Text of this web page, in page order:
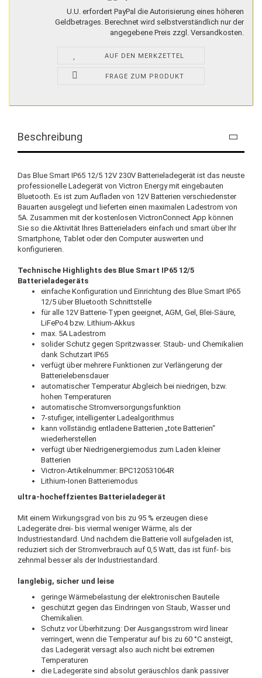
U.U. erfordert PayPal die Autorisierung eines höheren
Geldbetrages. Berechnet wird selbstverständlich nur der
angegebene Preis zzgl. Versandkosten.
AUF DEN MERKZETTEL
FRAGE ZUM PRODUKT
Beschreibung
Das Blue Smart IP65 12/5 12V 230V Batterieladegerät ist das neuste
professionelle Ladegerät von Victron Energy mit eingebauten
Bluetooth. Es ist zum Aufladen von 12V Batterien verschiedenster
Bauarten ausgelegt und lieferten einen maximalen Ladestrom von
5A. Zusammen mit der kostenlosen VictronConnect App können
Sie so die Aktivität Ihres Batterieladers einfach und smart über Ihr
Smartphone, Tablet oder den Computer auswerten und
konfigurieren.
Technische Highlights des Blue Smart IP65 12/5
Batterieladegeräts
einfache Konfiguration und Einrichtung des Blue Smart IP65
12/5 über Bluetooth Schnittstelle
für alle 12V Batterie-Typen geeignet, AGM, Gel, Blei-Säure,
LiFePo4 bzw. Lithium-Akkus
max. 5A Ladestrom
solider Schutz gegen Spritzwasser. Staub- und Chemikalien
dank Schutzart IP65
verfügt über mehrere Funktionen zur Verlängerung der
Batterielebensdauer
automatischer Temperatur Abgleich bei niedrigen, bzw.
hohen Temperaturen
automatische Stromversorgungsfunktion
7-stufiger, intelligenter Ladealgorithmus
kann vollständig entladene Batterien „tote Batterien“
wiederherstellen
verfügt über Niedrigenergiemodus zum Laden kleiner
Batterien
Victron-Artikelnummer: BPC120531064R
Lithium-Ionen Batteriemodus
ultra-hocheffzientes Batterieladegerät
Mit einem Wirkungsgrad von bis zu 95 % erzeugen diese
Ladegeräte drei- bis viermal weniger Wärme, als der
Industriestandard. Und nachdem die Batterie voll aufgeladen ist,
reduziert sich der Stromverbrauch auf 0,5 Watt, das ist fünf- bis
zehnmal besser als der Industriestandard.
langlebig, sicher und leise
geringe Wärmebelastung der elektronischen Bauteile
geschützt gegen das Eindringen von Staub, Wasser und
Chemikalien.
Schutz vor Überhitzung: Der Ausgangsstrom wird linear
verringert, wenn die Temperatur auf bis zu 60 °C ansteigt,
das Ladegerät versagt also auch nicht bei extremen
Temperaturen
die Ladegeräte sind absolut geräuschlos dank passiver